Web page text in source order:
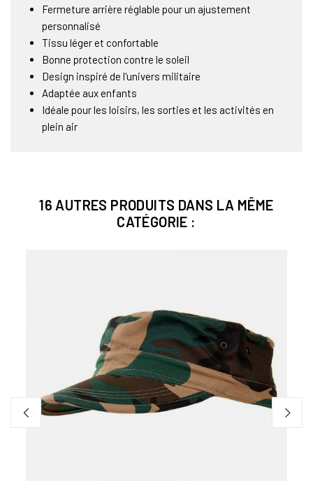
Fermeture arrière réglable pour un ajustement
personnalisé
Tissu léger et confortable
Bonne protection contre le soleil
Design inspiré de l'univers militaire
Adaptée aux enfants
Idéale pour les loisirs, les sorties et les activités en
plein air
16 AUTRES PRODUITS DANS LA MÊME
CATÉGORIE :